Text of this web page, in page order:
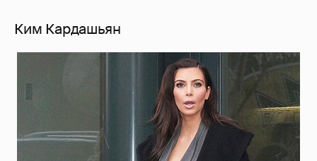
Ким Кардашьян